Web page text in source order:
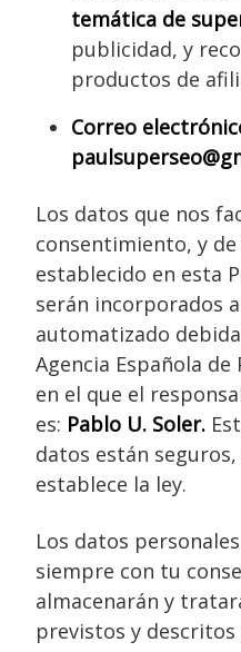
temática de
publicidad, y
productos de
Correo
Los datos que nos
consentimiento, y
establecido en esta
serán incorporados
automatizado
Agencia Española
en el que el
es: Pablo U. Soler.
datos están
establece la ley.
Los datos
siempre con tu
almacenarán y
previstos y